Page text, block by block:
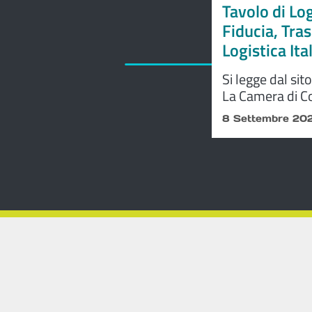
Tavolo di
Fiducia,
Logistica
Si legge dal
La Camera di
S.C.r.l.
– Promuovere
Filiera
8 Settembre